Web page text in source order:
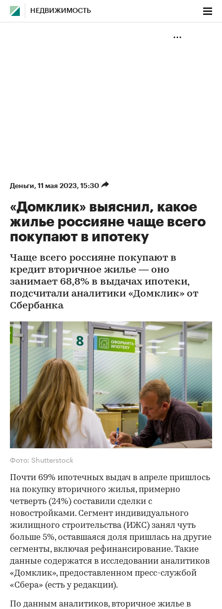
НЕДВИЖИМОСТЬ
Деньги⁠, 11 мая 2023, 15:30
«Домклик» выяснил, какое
жилье россияне чаще всего
покупают в ипотеку
Чаще всего россияне покупают в
кредит вторичное жилье — оно
занимает 68,8% в выдачах ипотеки,
подсчитали аналитики «Домклик» от
Сбербанка
Фото: Shutterstock
Почти 69% ипотечных выдач в апреле пришлось
на покупку вторичного жилья, примерно
четверть (24%) составили сделки с
новостройками. Сегмент индивидуального
жилищного строительства (ИЖС) занял чуть
больше 5%, оставшаяся доля пришлась на другие
сегменты, включая рефинансирование. Такие
данные содержатся в исследовании аналитиков
«Домклик», предоставленном пресс-службой
«Сбера» (есть у редакции).
По данным аналитиков, вторичное жилье в